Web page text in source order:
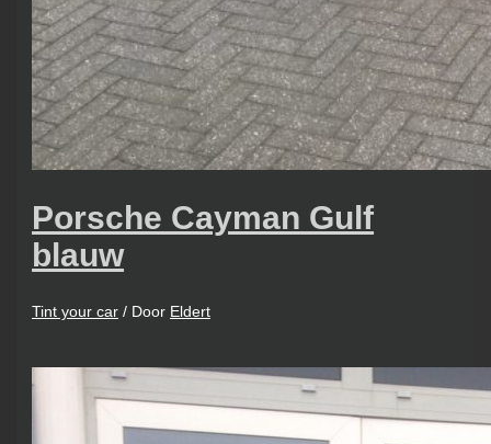
Porsche Cayman Gulf
blauw
Tint your car / Door Eldert